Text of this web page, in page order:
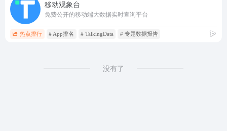
移动观象台
免费公开的移动端大数据实时查询平台
热点排行 # App排名 # TalkingData # 专题数据报告
没有了